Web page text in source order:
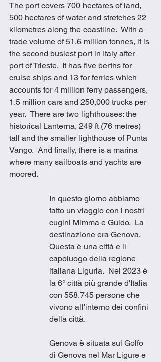
The port covers 700 hectares of land,
500 hectares of water and stretches 22
kilometres along the coastline.  With a
trade volume of 51.6 million tonnes, it is
the second busiest port in Italy after
port of Trieste.  It has five berths for
cruise ships and 13 for ferries which
accounts for 4 million ferry passengers,
1.5 million cars and 250,000 trucks per
year.  There are two lighthouses: the
historical Lanterna, 249 ft (76 metres)
tall and the smaller lighthouse of Punta
Vango.  And finally, there is a marina
where many sailboats and yachts are
moored.
In questo giorno abbiamo
fatto un viaggio con i nostri
cugini Mimma e Guido.  La
destinazione era Genova.
Questa è una città e il
capoluogo della regione
italiana Liguria.  Nel 2023 è
la 6° città più grande d'Italia
con 558.745 persone che
vivono all'interno dei confini
della città.
Genova è situata sul Golfo
di Genova nel Mar Ligure e